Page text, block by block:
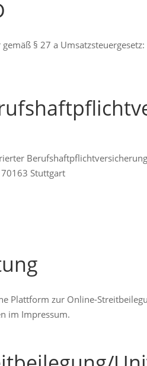
§ 27 a Umsatzsteuergesetz:
Stuttgart
Plattform zur Online-
im Impressum.